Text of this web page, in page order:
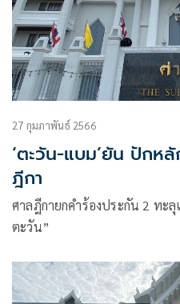
27 กุมภาพันธ์ 2566
‘ตะวัน-แบม’ยัน ปักหลัก‘อดข้าว’ ภายในศาล
ฎีกา
ศาลฎีกายกคำร้องประกัน 2 ทะ
ตะวัน”